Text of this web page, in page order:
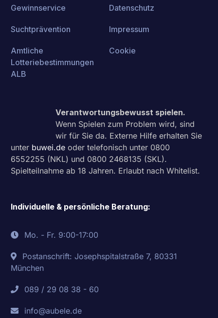
Gewinnservice Datenschutz
Suchtprävention Impressum
Amtliche
Lotteriebestimmungen
ALB
Cookie
Verantwortungsbewusst spielen.
Wenn Spielen zum Problem wird, sind
wir für Sie da. Externe Hilfe erhalten Sie
unter buwei.de oder telefonisch unter 0800
6552255 (NKL) und 0800 2468135 (SKL).
Spielteilnahme ab 18 Jahren. Erlaubt nach Whitelist.
Individuelle & persönliche Beratung:
Mo. - Fr. 9:00-17:00
Postanschrift: Josephspitalstraße 7, 80331
München
089 / 29 08 38 - 60
info@aubele.de